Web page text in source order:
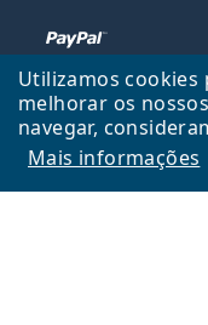
Utilizamos
melhorar os
navegar,
Mais informações
Lentiamo.pt é
Checa